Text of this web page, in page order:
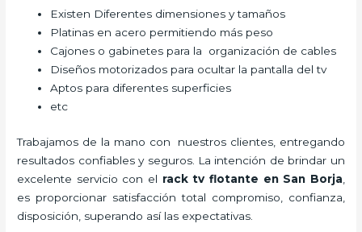
Existen Diferentes dimensiones y tamaños
Platinas en acero permitiendo más peso
Cajones o gabinetes para la organización de cables
Diseños motorizados para ocultar la pantalla del tv
Aptos para diferentes superficies
etc
Trabajamos de la mano con nuestros clientes, entregando
resultados confiables y seguros. La intención de brindar un
excelente servicio con el rack tv flotante en San Borja
es proporcionar satisfacción total compromiso, confianza,
disposición, superando así las expectativas.